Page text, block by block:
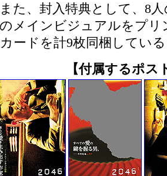
た、封入特典として、8
メインビジュアルをプリ
カードを計9枚同梱してい
【付属するポス